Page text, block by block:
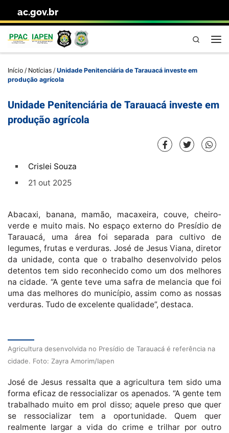
Skip to content
ac.gov.br
Pesquisa
Início / Notícias / Unidade Penitenciária de Tarauacá investe em
produção agrícola
Unidade Penitenciária de Tarauacá investe em
produção agrícola
Crislei Souza
21 out 2025
Abacaxi, banana, mamão, macaxeira, couve, cheiro-
verde e muito mais. No espaço externo do Presídio de
Tarauacá, uma área foi separada para cultivo de
legumes, frutas e verduras. José de Jesus Viana, diretor
da unidade, conta que o trabalho desenvolvido pelos
detentos tem sido reconhecido como um dos melhores
na cidade. “A gente teve uma safra de melancia que foi
uma das melhores do município, assim como as nossas
verduras. Tudo de excelente qualidade”, destaca.
Agricultura desenvolvida no Presídio de Tarauacá é referência na
cidade. Foto: Zayra Amorim/Iapen
José de Jesus ressalta que a agricultura tem sido uma
forma eficaz de ressocializar os apenados. “A gente tem
trabalhado muito em prol disso; aquele preso que quer
se ressocializar tem a oportunidade. Quem quer
realmente largar a vida do crime e trilhar por outro